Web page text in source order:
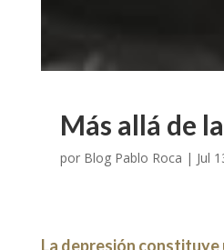
Más allá de
por Blog Pablo Roca | Jul
La depresión constituye